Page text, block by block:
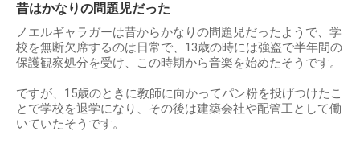
昔はかなりの問題児だった
ノエルギャラガーは昔からかなりの問題児だったようで、学
校を無断欠席するのは日常で、13歳の時には強盗で半年間の
保護観察処分を受け、この時期から音楽を始めたそうです。
ですが、15歳のときに教師に向かってパン粉を投げつけたこ
とで学校を退学になり、その後は建築会社や配管工として働
いていたそうです。